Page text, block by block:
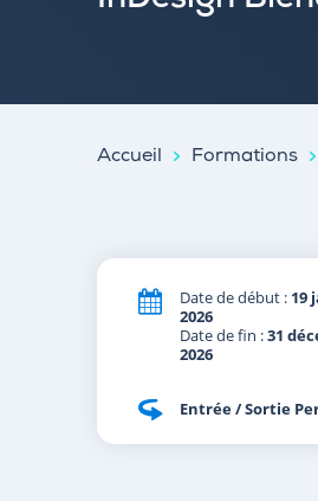
Accueil Formations
Date de début : 19
2026
Date de fin :31
2026
Entrée / Sortie